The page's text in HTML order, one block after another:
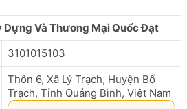
Dựng Và Thương Mại Quốc Đạt
3101015103
Thôn 6, Xã Lý Trạch, Huyện Bố
Trạch, Tỉnh Quảng Bình, Việt Nam